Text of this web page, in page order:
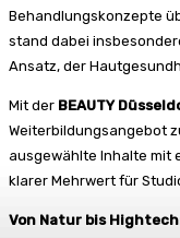
Behandlungskonzepte
stand dabei
Ansatz, der
Mit der BEAUTY
Weiterbildungsangebot
ausgewählte Inhalte mit
klarer Mehrwert für
Von Natur bis